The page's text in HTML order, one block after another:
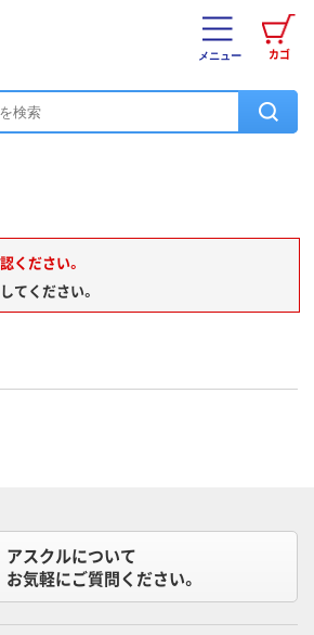
カゴ
メニュー
ください。
てください。
アスクルについて
お気軽にご質問ください。